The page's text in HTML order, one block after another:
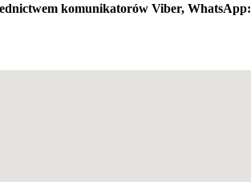
komunikatorów Viber, WhatsApp: